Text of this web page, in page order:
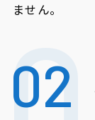
ません。
02